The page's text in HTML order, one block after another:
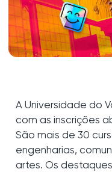
A Universidade do
com as inscrições
São mais de 30
engenharias,
artes. Os